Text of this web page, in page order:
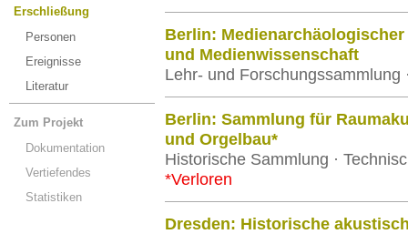
Erschließung
Personen
Ereignisse
Literatur
Zum Projekt
Dokumentation
Vertiefendes
Statistiken
Berlin:
und Medienwissenschaft
Lehr- und Forschungssammlung
Berlin: Sammlung für
und Orgelbau*
Historische Sammlung ·
*Verloren
Dresden: Historische